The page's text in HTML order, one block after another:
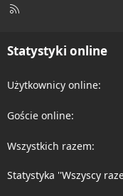
R
Statystyki online
Użytkownicy online
Goście online
Wszystkich razem
Statystyka ''Wszyscy